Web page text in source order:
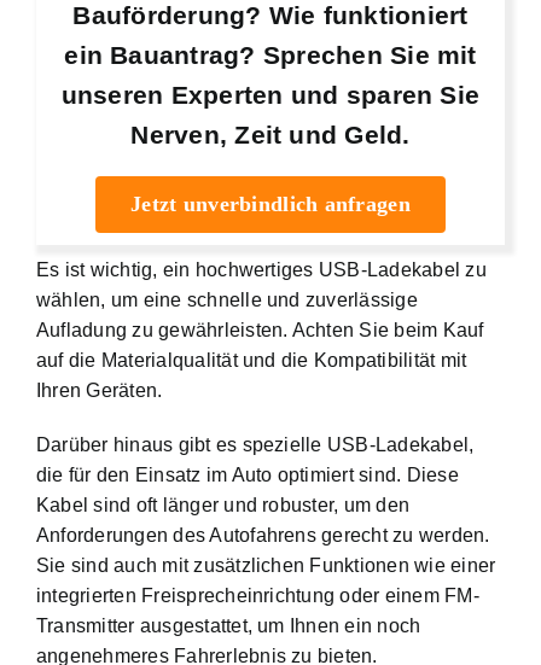
Bauförderung? Wie funktioniert
ein Bauantrag? Sprechen Sie mit
unseren Experten und sparen Sie
Nerven, Zeit und Geld.
Jetzt unverbindlich anfragen
Es ist wichtig, ein hochwertiges USB-Ladekabel zu
wählen, um eine schnelle und zuverlässige
Aufladung zu gewährleisten. Achten Sie beim Kauf
auf die Materialqualität und die Kompatibilität mit
Ihren Geräten.
Darüber hinaus gibt es spezielle USB-Ladekabel,
die für den Einsatz im Auto optimiert sind. Diese
Kabel sind oft länger und robuster, um den
Anforderungen des Autofahrens gerecht zu werden.
Sie sind auch mit zusätzlichen Funktionen wie einer
integrierten Freisprecheinrichtung oder einem FM-
Transmitter ausgestattet, um Ihnen ein noch
angenehmeres Fahrerlebnis zu bieten.